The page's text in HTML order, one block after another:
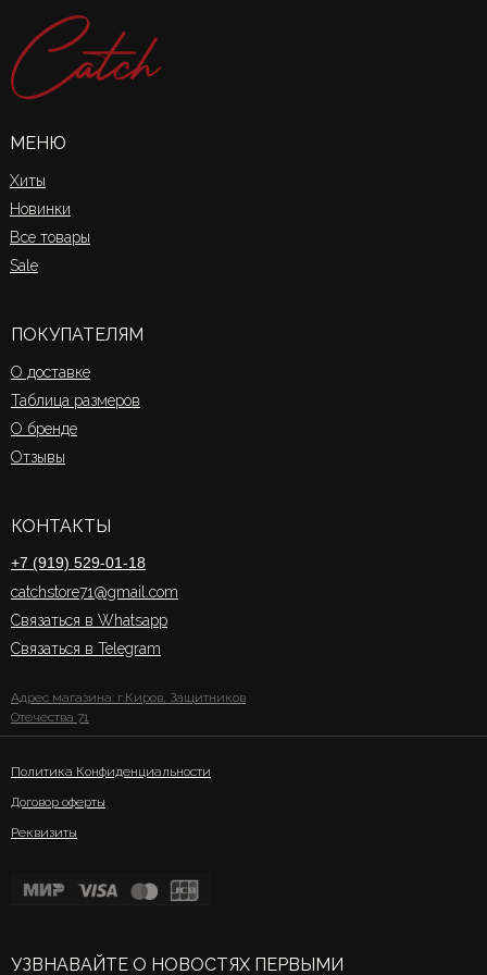
МЕНЮ
УЗВНАВАЙТЕ О НОВОСТЯХ ПЕРВЫМИ
ПОКУПАТЕЛЯМ
КОНТАКТЫ
Хиты
О доставке
+7 (919) 529-01-18
Все товары
О бренде
Связаться в Whatsapp
Новинки
Таблица размеров
catchstore71@gmail.com
Sale
Отзывы
Связаться в Telegram
Политика Конфиденциальности
Адрес магазина: г.Киров, Защитников
Отечества 71
Договор оферты
Реквизиты